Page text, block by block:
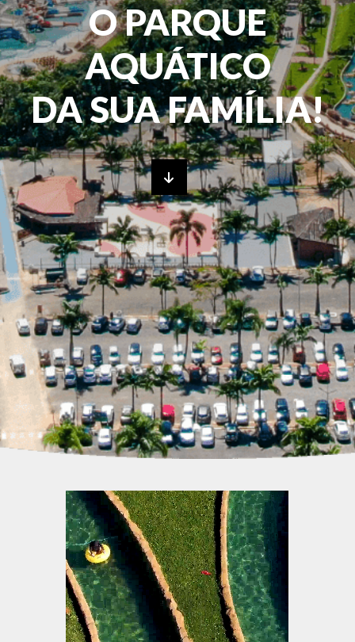
O PARQUE
AQUÁTICO
DA SUA FAMÍLIA!